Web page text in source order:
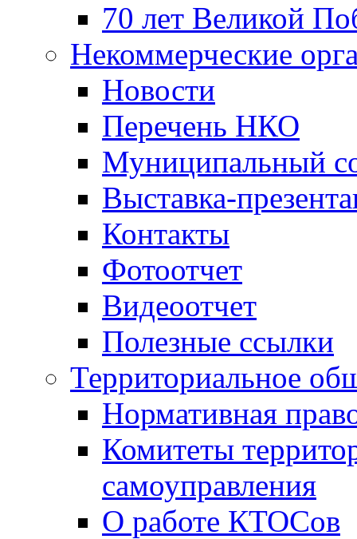
70 лет Великой
Некоммерческие
Новости
Перечень НКО
Муниципальный
Выставка-
Контакты
Фотоотчет
Видеоотчет
Полезные ссылки
Территориальное
Нормативная
Комитеты
самоуправления
О работе КТОСов